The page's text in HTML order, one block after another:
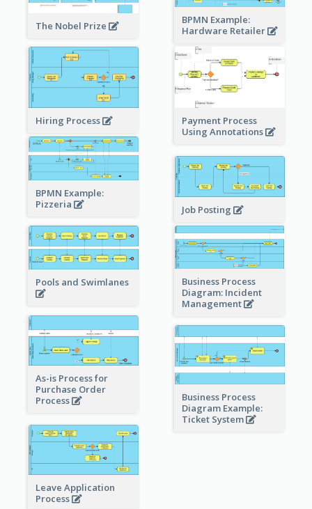
BPMN Example:
Hardware Retailer
The Nobel Prize
Hiring Process
Payment Process
Using Annotations
BPMN Example:
Pizzeria
Job Posting
Pools and Swimlanes
Business Process
Diagram: Incident
Management
As-is Process for
Purchase Order
Process
Business Process
Diagram Example:
Ticket System
Leave Application
Process